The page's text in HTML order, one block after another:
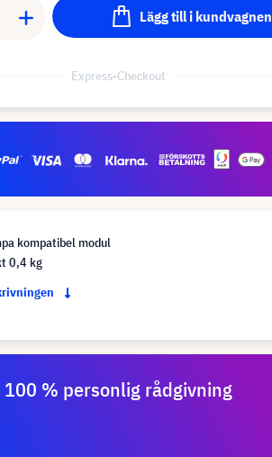
Lägg till i kundvagnen
Express-Checkout
kompatibel modul
0,4 kg
100 % personlig rådgivning